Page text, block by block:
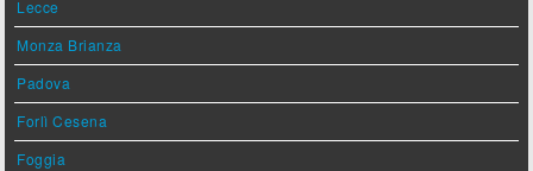
Lecce
Monza Brianza
Padova
Forlì Cesena
Foggia